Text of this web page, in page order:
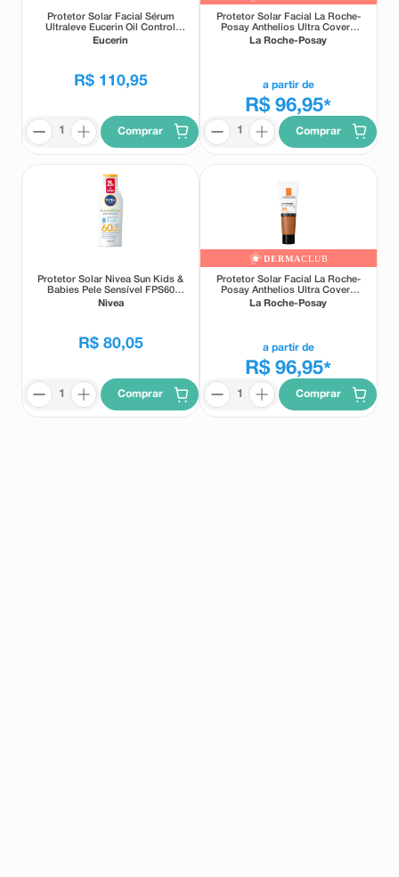
Protetor Solar Facial Sérum
Ultraleve Eucerin Oil Control
FPS75 Sem Cor 30ml
Eucerin
R$ 110,95
Comprar
Protetor Solar Facial La Roche-
Posay Anthelios Ultra Cover+
FPS85 Cor 1.0 30g
La Roche-Posay
a partir de
R$ 96,95*
Comprar
Protetor Solar Nivea Sun Kids &
Babies Pele Sensível FPS60
25% de Desconto 125ml
Nivea
R$ 80,05
Comprar
DERMACLUB
Protetor Solar Facial La Roche-
Posay Anthelios Ultra Cover+
FPS85 Cor 5.0 30g
La Roche-Posay
a partir de
R$ 96,95*
Comprar